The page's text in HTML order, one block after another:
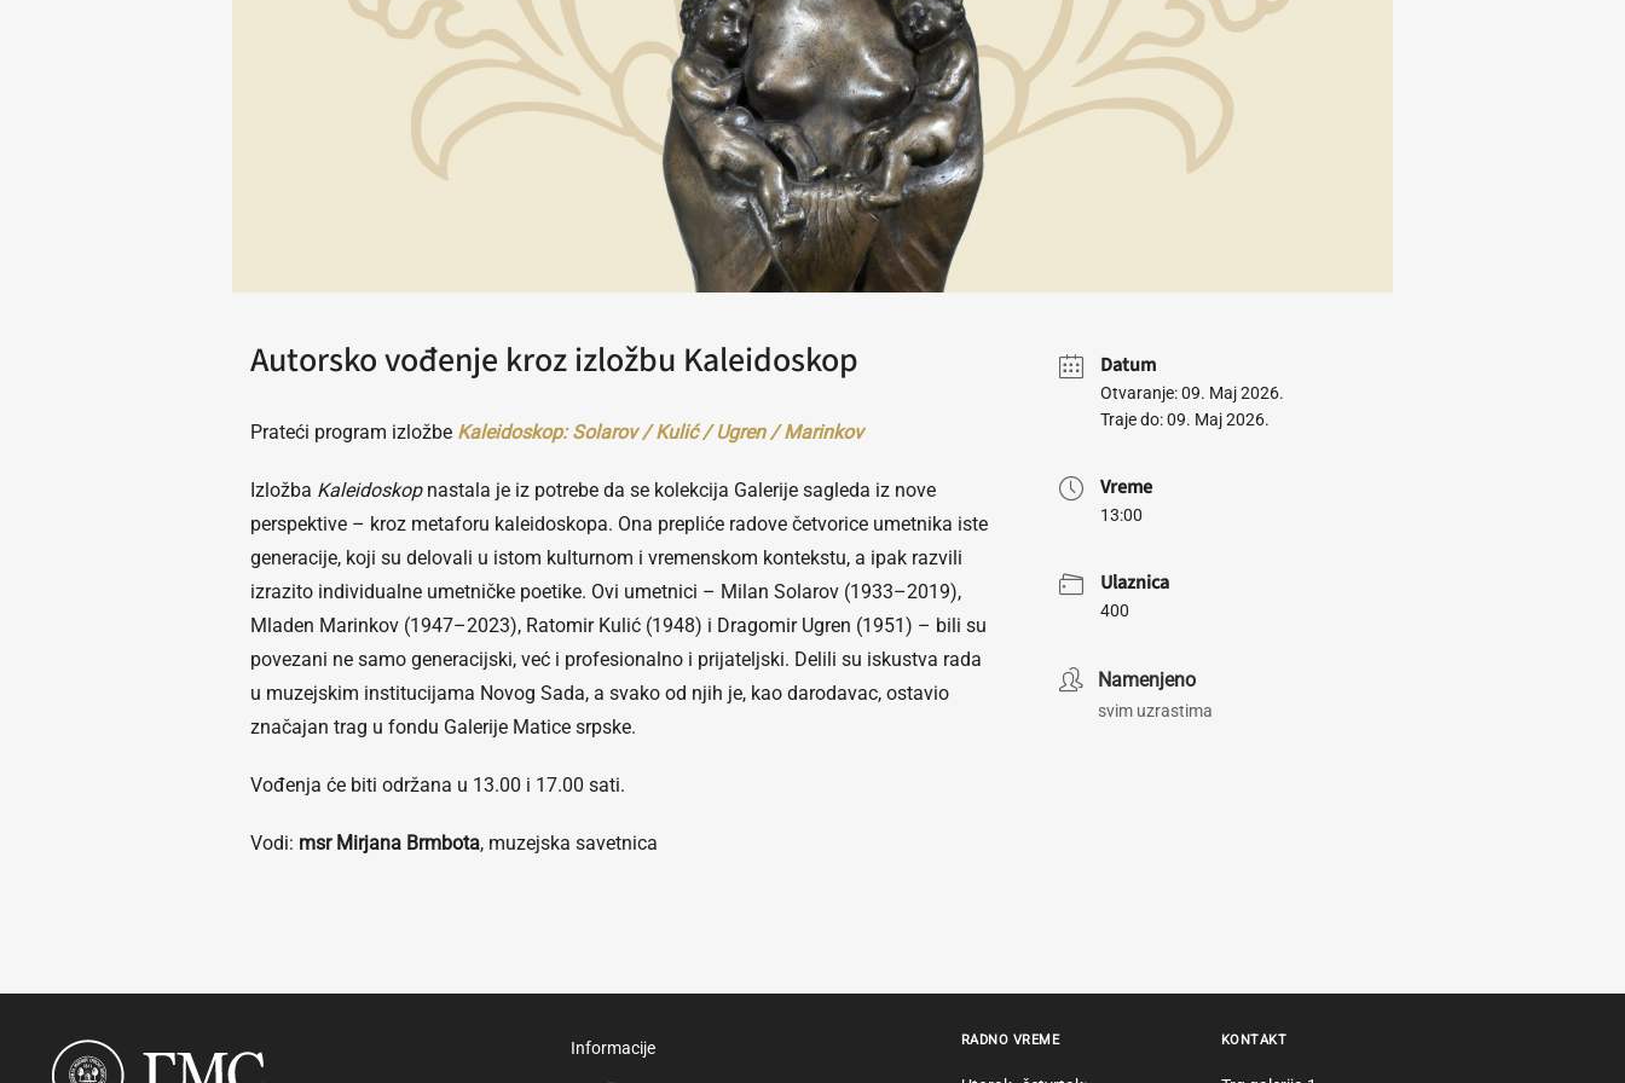
Autorsko vođenje kroz izložbu Kaleidoskop
Prateći program izložbe Kaleidoskop: Solarov / Kulić / Ugren / Marinkov
Izložba Kaleidoskopnastala je iz potrebe da se kolekcija Galerije sagleda iz nove
perspektive – kroz metaforu kaleidoskopa. Ona prepliće radove četvorice umetnika iste
generacije, koji su delovali u istom kulturnom i vremenskom kontekstu, a ipak razvili
izrazito individualne umetničke poetike. Ovi umetnici – Milan Solarov (1933–2019),
Mladen Marinkov (1947–2023), Ratomir Kulić (1948) i Dragomir Ugren (1951) – bili su
povezani ne samo generacijski, već i profesionalno i prijateljski. Delili su iskustva rada
u muzejskim institucijama Novog Sada, a svako od njih je, kao darodavac, ostavio
značajan trag u fondu Galerije Matice srpske.
Vođenja će biti održana u 13.00 i 17.00 sati.
Vodi: msr Mirjana Brmbota, muzejska savetnica
Datum
Otvaranje: 09. Maj 2026.
Traje do: 09. Maj 2026.
Vreme
13:00
Ulaznica
400
Namenjeno
svim uzrastima
Informacije RADNO VREME KONTAKT